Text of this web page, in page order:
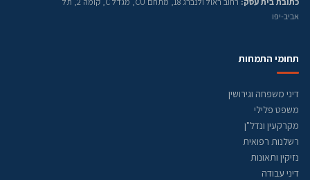
אביב-יפו
תחומי התמחות
דיני משפחה וגירושין
משפט פלילי
מקרקעין ונדל"ן
רשלנות רפואית
נזיקין ותאונות
דיני עבודה